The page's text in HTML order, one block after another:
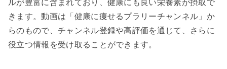
ルが豊富に含まれており、健康にも良い栄養素が摂取で
きます。動画は「健康に痩せるプラリーチャンネル」か
らのもので、チャンネル登録や高評価を通じて、さらに
役立つ情報を受け取ることができます。